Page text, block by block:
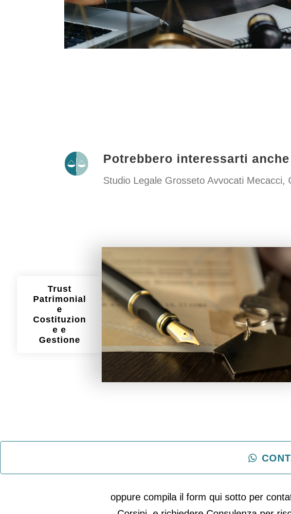
Potrebbero interessarti
Studio Legale Grosseto Avvocati Mecacci,
Trust
Patrimonial
e
Costituzion
e e
Gestione
Trust Patrimoniale
Costituzione e Gestione
oppure compila il form qui sotto per